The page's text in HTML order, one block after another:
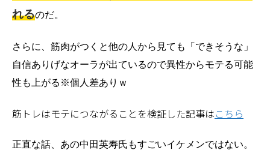
れるのだ。
さらに、筋肉がつくと他の人から見ても「できそうな」
自信ありげなオーラが出ているので異性からモテる可能
性も上がる※個人差ありｗ
筋トレはモテにつながることを検証した記事はこちら
正直な話、あの中田英寿氏もすごいイケメンではない。